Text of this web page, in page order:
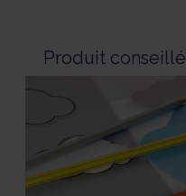
Produit conseillé